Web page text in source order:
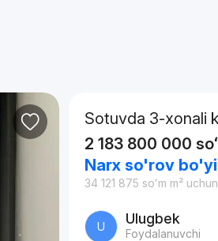
Sotuvda 3-xonali
2 183 800 000
Narx so'rov
34 121 875 soʻm m² uchun
U Ulugbek
Foydalanuvchi